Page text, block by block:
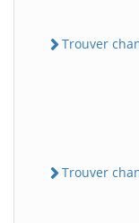
Trouver
Trouver